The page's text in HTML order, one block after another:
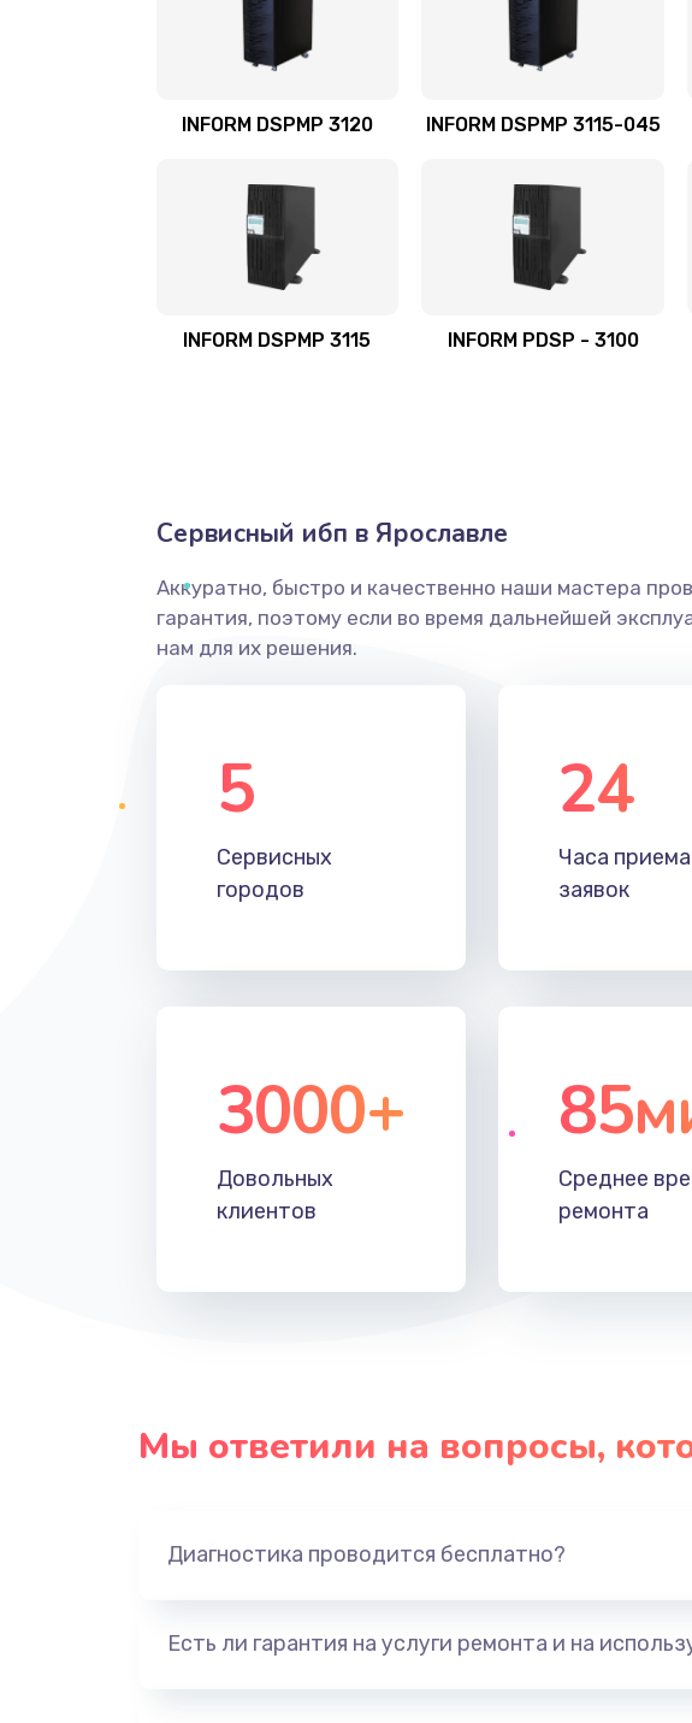
INFORM DSPMP 3120 INFORM DSPMP 3115-045
INFORM DSPMP 3115 INFORM PDSP - 3100
Сервисный ибп в Ярославле
Аккуратно, быстро и качественно наши мастера
гарантия, поэтому если во время дальнейшей
нам для их решения.
5
Сервисных
городов
24
Часа приема
заявок
3000+
Довольных
клиентов
Среднее
ремонта
Мы ответили на вопросы,
Диагностика проводится бесплатно?
Есть ли гарантия на услуги ремонта и на